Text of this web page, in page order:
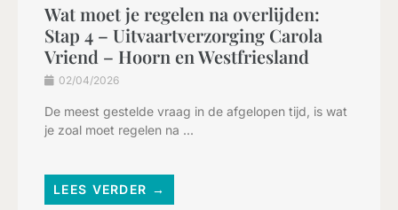
Wat moet je regelen na overlijden:
Stap 4 – Uitvaartverzorging Carola
Vriend – Hoorn en Westfriesland
02/04/2026
De meest gestelde vraag in de afgelopen tijd, is wat
je zoal moet regelen na ...
LEES VERDER →